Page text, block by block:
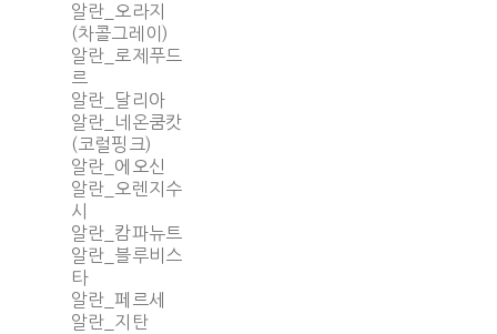
알란_오라지
(차콜그레이)
알란_로제푸드
르
알란_달리아
알란_네온쿰캇
(코럴핑크)
알란_에오신
알란_오렌지수
시
알란_캄파뉴트
알란_블루비스
타
알란_페르세
알란_지탄